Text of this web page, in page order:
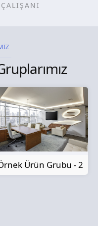
ÇALIŞANI
Ürün Grubu - 2